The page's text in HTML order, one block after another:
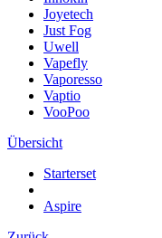
Joyetech
Just Fog
Uwell
Vapefly
Vaporesso
Vaptio
VooPoo
Übersicht
Starterset
Aspire